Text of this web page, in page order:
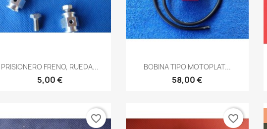
Vista rápida
PRISIONERO FRENO, RUEDA...
5,00 €
Vista rápida
BOBINA TIPO MOTOPLAT...
58,00 €
favorite_border favorite_border